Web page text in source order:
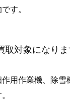
す。
取対象になりま
用作業機、除雪